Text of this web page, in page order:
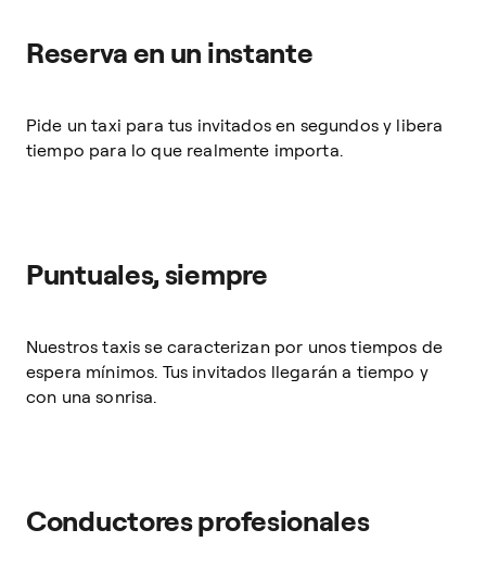
Reserva en un instante
Pide un taxi para tus invitados en segundos y libera
tiempo para lo que realmente importa.
Puntuales, siempre
Nuestros taxis se caracterizan por unos tiempos de
espera mínimos. Tus invitados llegarán a tiempo y
con una sonrisa.
Conductores profesionales